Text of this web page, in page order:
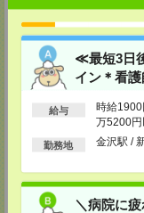
≪最短3日
イン＊看
給与
時給
万5200円
勤務地 金沢駅 /
＼病院に
来社不要！30分程度のお
★登録に際しての予約・
(1)WEB応募の場合
ご応募頂いた後、案内メ
内容をご確認ください。
(2)電話応募の場合
その場で登録も可能です
持ち物